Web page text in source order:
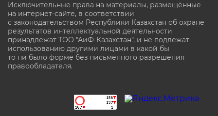
Исключительные права на материалы, размещённые
на интернет-сайте, в соответствии
с законодательством Республики Казахстан об охране
результатов интеллектуальной деятельности
принадлежат ТОО "АиФ-Казахстан", и не подлежат
использованию другими лицами в какой бы
то ни было форме без письменного разрешения
правообладателя.